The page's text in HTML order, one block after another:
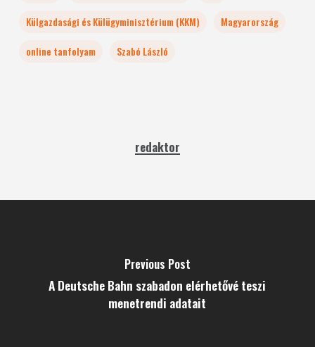
Külgazdasági és Külügyminisztérium (KKM)
Magyarország
online tanfolyam
Szabó László
redaktor
Previous Post
A Deutsche Bahn szabadon elérhetővé teszi
menetrendi adatait